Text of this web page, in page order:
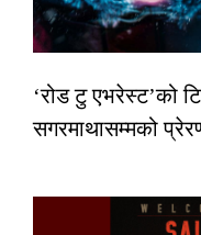
‘रोड टु एभरेस्ट’को
सगरमाथासम्मको